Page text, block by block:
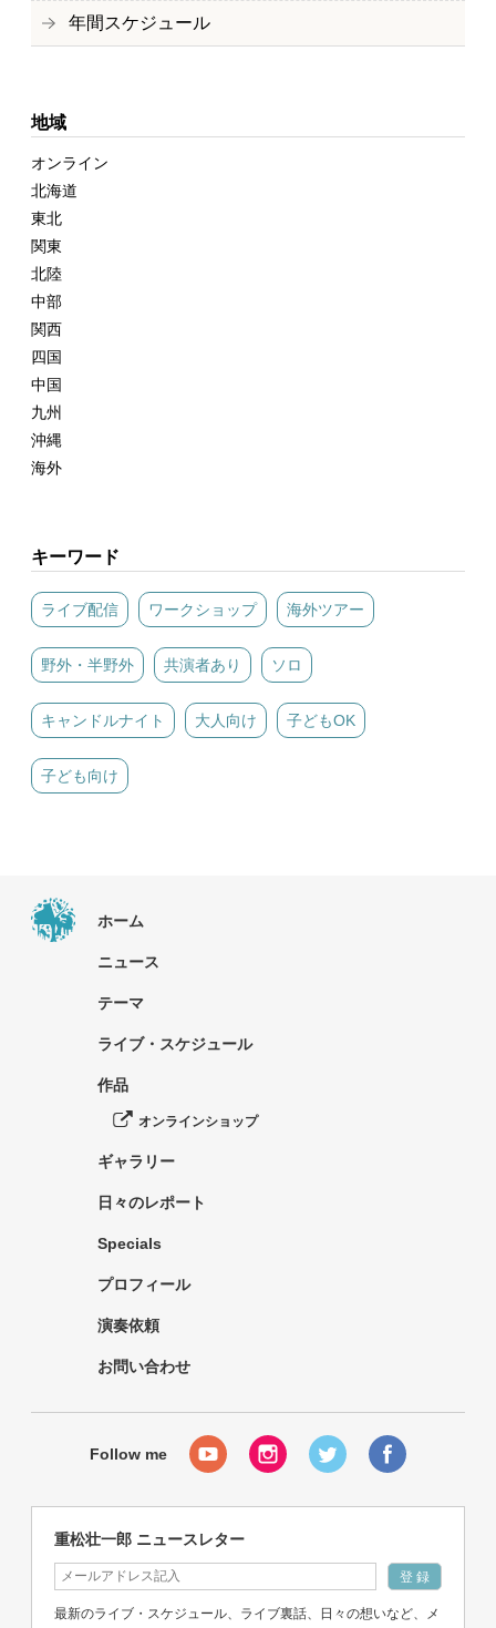
年間スケジュール
地域
オンライン
北海道
東北
関東
北陸
中部
関西
四国
中国
九州
沖縄
海外
キーワード
ライブ配信 ワークショップ 海外ツアー
野外・半野外 共演者あり ソロ
キャンドルナイト 大人向け 子どもOK
子ども向け
ホーム
ニュース
テーマ
ライブ・スケジュール
作品
オンラインショップ
ギャラリー
日々のレポート
Specials
プロフィール
演奏依頼
お問い合わせ
重松壮一郎 ニュースレター
最新のライブ・スケジュール、ライブ裏話、日々の想いなど、メ